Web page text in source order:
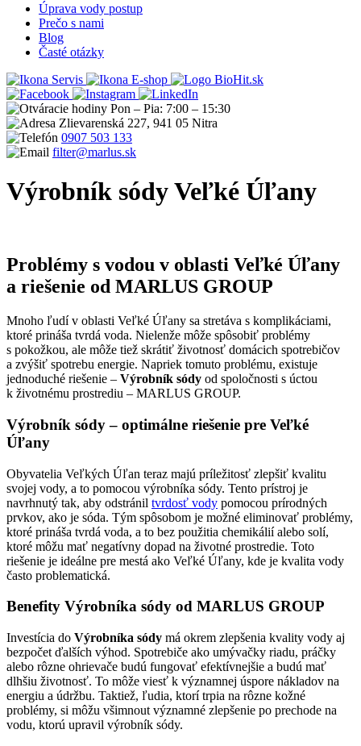
Úprava vody postup
Prečo s nami
Blog
Časté otázky
Servis
E-shop
Pon – Pia: 7:00 – 15:30
Zlievarenská 227, 941 05 Nitra
0907 503 133
filter@marlus.sk
Výrobník sódy Veľké Úľany
Problémy s vodou v oblasti Veľké Úľany
a riešenie od MARLUS GROUP
Mnoho ľudí v oblasti Veľké Úľany sa stretáva s komplikáciami,
ktoré prináša tvrdá voda. Nielenže môže spôsobiť problémy
s pokožkou, ale môže tiež skrátiť životnosť domácich spotrebičov
a zvýšiť spotrebu energie. Napriek tomuto problému, existuje
jednoduché riešenie – Výrobník sódy od spoločnosti s úctou
k životnému prostrediu – MARLUS GROUP.
Výrobník sódy – optimálne riešenie pre Veľké
Úľany
Obyvatelia Veľkých Úľan teraz majú príležitosť zlepšiť kvalitu
svojej vody, a to pomocou výrobníka sódy. Tento prístroj je
navrhnutý tak, aby odstránil tvrdosť vody pomocou prírodných
prvkov, ako je sóda. Tým spôsobom je možné eliminovať problémy,
ktoré prináša tvrdá voda, a to bez použitia chemikálií alebo solí,
ktoré môžu mať negatívny dopad na životné prostredie. Toto
riešenie je ideálne pre mestá ako Veľké Úľany, kde je kvalita vody
často problematická.
Benefity Výrobníka sódy od MARLUS GROUP
Investícia do Výrobníka sódy má okrem zlepšenia kvality vody aj
bezpočet ďalších výhod. Spotrebiče ako umývačky riadu, práčky
alebo rôzne ohrievače budú fungovať efektívnejšie a budú mať
dlhšiu životnosť. To môže viesť k významnej úspore nákladov na
energiu a údržbu. Taktiež, ľudia, ktorí trpia na rôzne kožné
problémy, si môžu všimnout významné zlepšenie po prechode na
vodu, ktorú upravil výrobník sódy.